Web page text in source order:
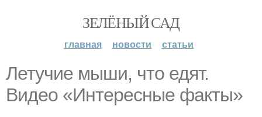
ЗЕЛЁНЫЙ САД
главная новости статьи
Летучие мыши, что едят.
Видео «Интересные факты»